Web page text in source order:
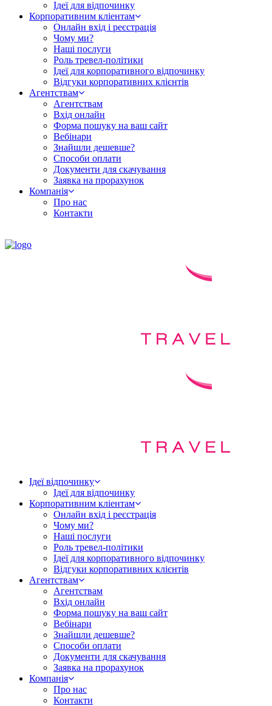
Ідеї для відпочинку
Корпоративним кліентам
Онлайн вхід і реєстрація
Чому ми?
Наші послуги
Роль тревел-політики
Ідеї для корпоративного відпочинку
Відгуки корпоративних клієнтів
Агентствам
Агентствам
Вхід онлайн
Форма пошуку на ваш сайт
Вебінари
Знайшли дешевше?
Способи оплати
Документи для скачування
Заявка на прорахунок
Компанія
Про нас
Контакти
Ідеї відпочинку
Ідеї для відпочинку
Корпоративним кліентам
Онлайн вхід і реєстрація
Чому ми?
Наші послуги
Роль тревел-політики
Ідеї для корпоративного відпочинку
Відгуки корпоративних клієнтів
Агентствам
Агентствам
Вхід онлайн
Форма пошуку на ваш сайт
Вебінари
Знайшли дешевше?
Способи оплати
Документи для скачування
Заявка на прорахунок
Компанія
Про нас
Контакти